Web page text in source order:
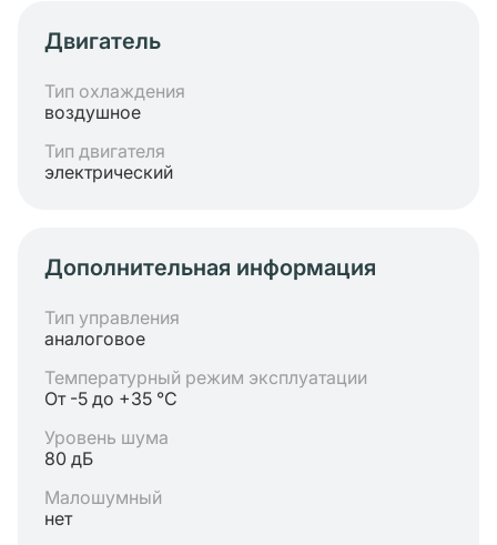
Двигатель
Тип охлаждения
воздушное
Тип двигателя
электрический
Дополнительная информация
Тип управления
аналоговое
Температурный режим эксплуатации
От -5 до +35 °C
Уровень шума
80 дБ
Малошумный
нет